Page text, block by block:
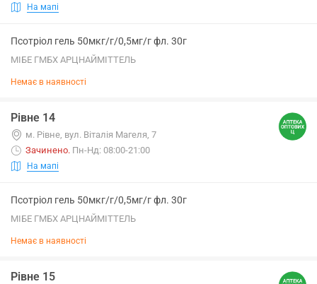
На мапі
Псотріол гель 50мкг/г/0,5мг/г фл. 30г
МІБЕ ГМБХ АРЦНАЙМІТТЕЛЬ
Немає в наявності
Рівне 14
м. Рівне, вул. Віталія Магеля, 7
Зачинено. Пн-Нд: 08:00-21:00
На мапі
Псотріол гель 50мкг/г/0,5мг/г фл. 30г
МІБЕ ГМБХ АРЦНАЙМІТТЕЛЬ
Немає в наявності
Рівне 15